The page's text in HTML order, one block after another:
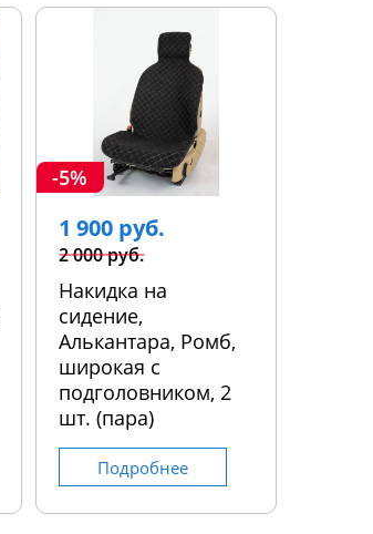
-5%
1 900 руб.
2 000 руб.
Накидка на
сидение,
Алькантара, Ромб,
широкая с
подголовником, 2
шт. (пара)
Подробнее